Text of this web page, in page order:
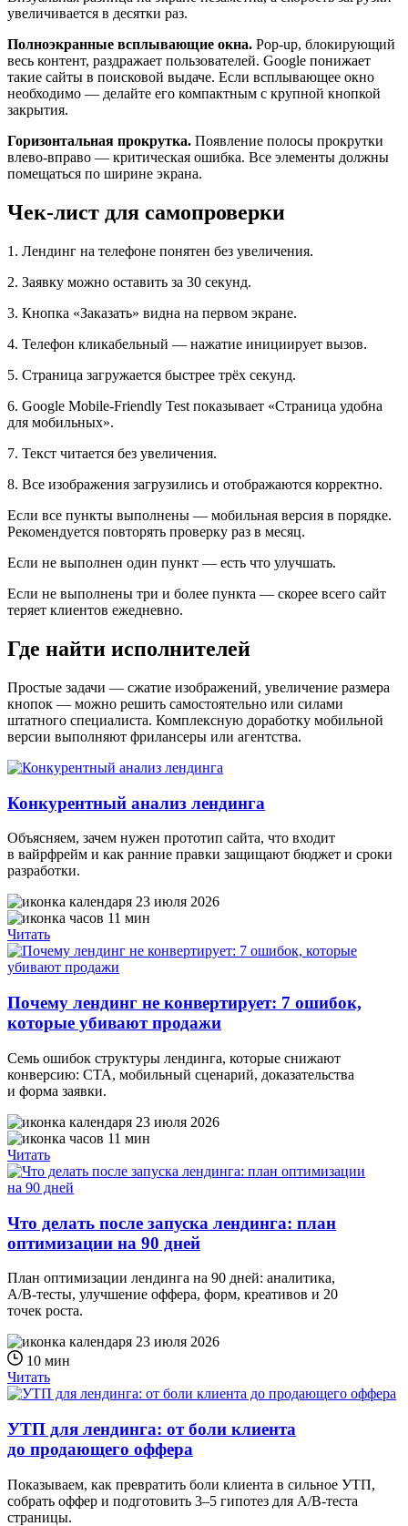
увеличивается в десятки раз.
Полноэкранные всплывающие окна. Pop-up, блокирующий
весь контент, раздражает пользователей. Google понижает
такие сайты в поисковой выдаче. Если всплывающее окно
необходимо — делайте его компактным с крупной кнопкой
закрытия.
Горизонтальная прокрутка. Появление полосы прокрутки
влево-вправо — критическая ошибка. Все элементы должны
помещаться по ширине экрана.
Чек-лист для самопроверки
1. Лендинг на телефоне понятен без увеличения.
2. Заявку можно оставить за 30 секунд.
3. Кнопка «Заказать» видна на первом экране.
4. Телефон кликабельный — нажатие инициирует вызов.
5. Страница загружается быстрее трёх секунд.
6. Google Mobile-Friendly Test показывает «Страница удобна
для мобильных».
7. Текст читается без увеличения.
8. Все изображения загрузились и отображаются корректно.
Если все пункты выполнены — мобильная версия в порядке.
Рекомендуется повторять проверку раз в месяц.
Если не выполнен один пункт — есть что улучшать.
Если не выполнены три и более пункта — скорее всего сайт
теряет клиентов ежедневно.
Где найти исполнителей
Простые задачи — сжатие изображений, увеличение размера
кнопок — можно решить самостоятельно или силами
штатного специалиста. Комплексную доработку мобильной
версии выполняют фрилансеры или агентства.
Конкурентный анализ лендинга
Объясняем, зачем нужен прототип сайта, что входит
в вайрфрейм и как ранние правки защищают бюджет и сроки
разработки.
23 июля 2026
11 мин
Читать
Почему лендинг не конвертирует: 7 ошибок,
которые убивают продажи
Семь ошибок структуры лендинга, которые снижают
конверсию: CTA, мобильный сценарий, доказательства
и форма заявки.
23 июля 2026
11 мин
Читать
Что делать после запуска лендинга: план
оптимизации на 90 дней
План оптимизации лендинга на 90 дней: аналитика,
A/B‑тесты, улучшение оффера, форм, креативов и 20
точек роста.
23 июля 2026
10 мин
Читать
УТП для лендинга: от боли клиента
до продающего оффера
Показываем, как превратить боли клиента в сильное УТП,
собрать оффер и подготовить 3–5 гипотез для A/B‑теста
страницы.